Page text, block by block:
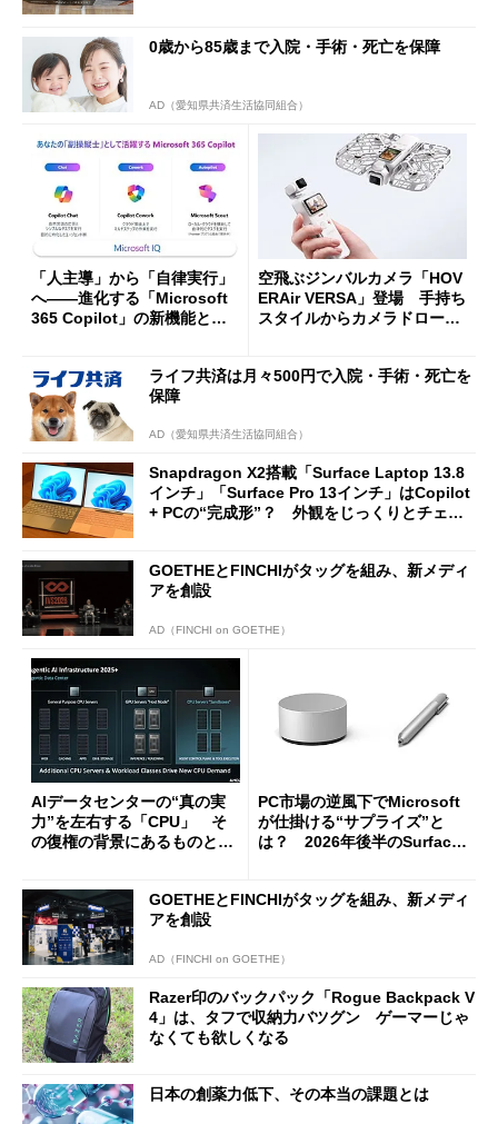
0歳から85歳まで入院・手術・死亡を保障
AD（愛知県共済生活協同組合）
「人主導」から「自律実行」
へ――進化する「Microsoft
365 Copilot」の新機能とエ
空飛ぶジンバルカメラ「HOV
ERAir VERSA」登場 手持ち
スタイルからカメラドローン
ライフ共済は月々500円で入院・手術・死亡を
保障
AD（愛知県共済生活協同組合）
Snapdragon X2搭載「Surface Laptop 13.8
インチ」「Surface Pro 13インチ」はCopilot
+ PCの“完成形”？ 外観をじっくりとチェッ
GOETHEとFINCHIがタッグを組み、新メディ
アを創設
AD（FINCHI on GOETHE）
AIデータセンターの“真の実
力”を左右する「CPU」 そ
の復権の背景にあるものと
PC市場の逆風下でMicrosoft
が仕掛ける“サプライズ”と
は？ 2026年後半のSurface
GOETHEとFINCHIがタッグを組み、新メディ
アを創設
AD（FINCHI on GOETHE）
Razer印のバックパック「Rogue Backpack V
4」は、タフで収納力バツグン ゲーマーじゃ
なくても欲しくなる
日本の創薬力低下、その本当の課題とは